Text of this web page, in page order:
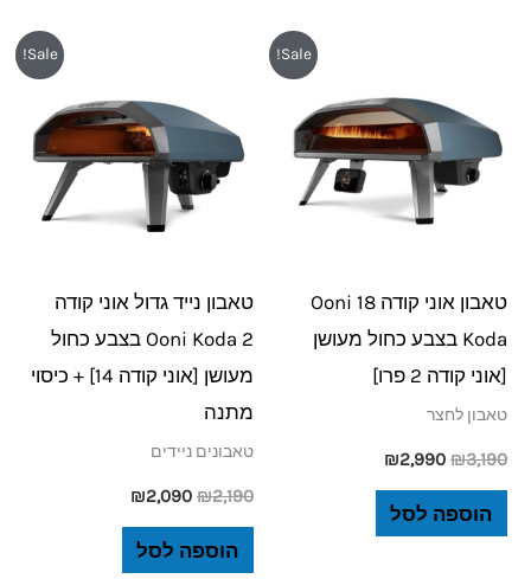
Sale!
טאבון אוני קודה 18 Ooni
Koda בצבע כחול מעושן
[אוני קודה 2 פרו]
טאבון לחצר
₪3,190
היה:
₪3,190.
₪2,990
הוא:
₪2,990.
הוספה לסל
Sale!
טאבון נייד גדול אוני קודה
Ooni Koda 2 בצבע כחול
מעושן [אוני קודה 14] + כיסוי
מתנה
טאבונים ניידים
₪2,190
₪2,190.
₪2,090
₪2,090.
הוספה לסל